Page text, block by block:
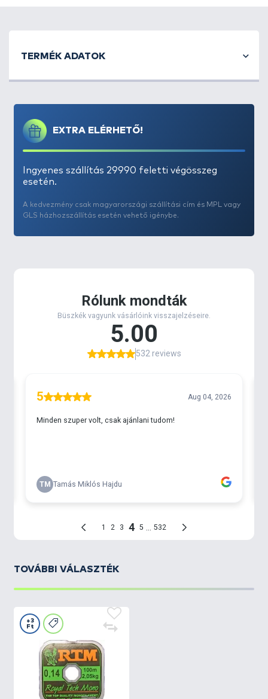
EXTRA ELÉRHETŐ!
Ingyenes szállítás 29990 feletti végösszeg
esetén.
A kedvezmény csak magyarországi szállítási cím és MPL vagy
GLS házhozszállítás esetén vehető igénybe.
TOVÁBBI VÁLASZTÉK
+3
Ft
TERMÉK ADATOK